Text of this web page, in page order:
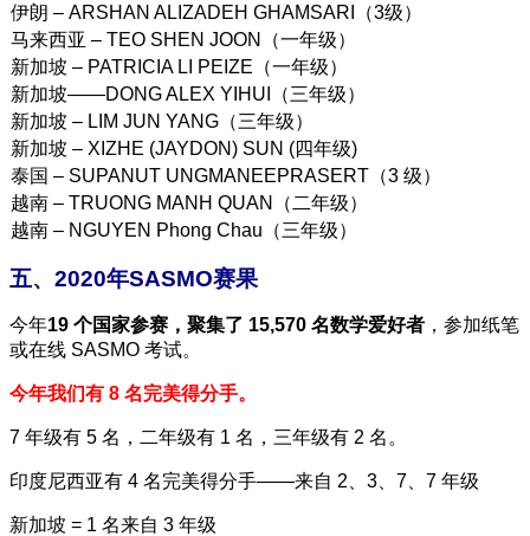
伊朗 – ARSHAN ALIZADEH GHAMSARI（3级）
马来西亚 – TEO SHEN JOON（一年级）
新加坡 – PATRICIA LI PEIZE（一年级）
新加坡——DONG ALEX YIHUI（三年级）
新加坡 – LIM JUN YANG（三年级）
新加坡 – XIZHE (JAYDON) SUN (四年级)
泰国 – SUPANUT UNGMANEEPRASERT（3 级）
越南 – TRUONG MANH QUAN（二年级）
越南 – NGUYEN Phong Chau（三年级）
五、2020年SASMO赛果
今年19 个国家参赛，聚集了 15,570 名数学爱好者 ，参加纸笔
或在线 SASMO 考试。
今年我们有 8 名完美得分手。
7 年级有 5 名，二年级有 1 名，三年级有 2 名。
印度尼西亚有 4 名完美得分手——来自 2、3、7、7 年级
新加坡 = 1 名来自 3 年级